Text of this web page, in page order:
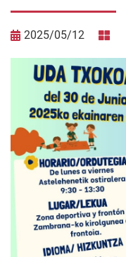
2025/05/12